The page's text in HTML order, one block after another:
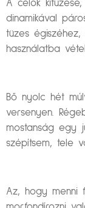
A célok
dinamikával
tüzes
használatba
Bő nyolc hét
versenyen.
mostanság egy
szépítsem, tele
Az, hogy menni